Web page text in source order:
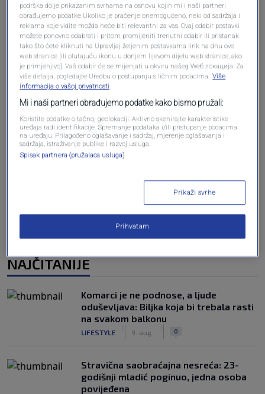
Oglas
NAJČITANIJE
Komarci je ne podnose, a ljude
oduševljava: Biljka koja bi trebala rasti
na svakom balkonu
LIFESTYLE 9. aug. 0
Stravična saobraćajna nesreća: 23-
godišnji mladić poginuo, jedna osoba
povijeđena
podrška dolje prikazanim svrhama na osnovu kojih mi i naši partneri
obrađujemo podatke Ukoliko je praćenje onemogućeno, neki od sadržaja i
reklama koje vidite možda neće biti relevantni za vas. Ovaj odabir postavki
možete ponovno odabrati i pritom promijeniti trenutni odabir ili pristanak
tako što ćete kliknuti na Upravljaj željenim postavkama link na dnu ove
web stranice [ili plutajuću ikonu u donjem lijevom dijelu web stranice, ako
je primjenjivo]. Vaš odabir će se mijenjati u okviru našeg Wеб локација. Za
više detalja, pogledajte Uredbu o postupanju s ličnim podacima. Više
informacija o vašoj privatnosti
Mi i naši partneri obrađujemo podatke kako bismo pružali:
Koristite podatke o tačnoj geolokaciji. Aktivno skenirajte karakteristike
uređaja radi identifikacije. Spremanje podataka i/ili pristupanje podacima
na uređaju. Prilagođeno oglašavanje i sadržaj, mjerenje oglašavanja i
sadržaja, istraživanje publike i razvoj usluga.
Spisak partnera (pružalaca usluga)
Prikaži svrhe
Prihvatam